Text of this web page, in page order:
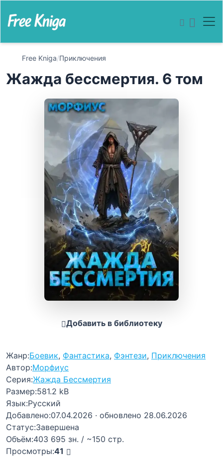
Free Kniga/Приключения
Жажда бессмертия. 6 том
Добавить в библиотеку
Жанр:Боевик, Фантастика, Фэнтези, Приключения
Автор:Морфиус
Серия:Жажда Бессмертия
Размер:581.2 kB
Язык:Русский
Добавлено:07.04.2026 · обновлено 28.06.2026
Статус:Завершена
Объём:403 695 зн. / ~150 стр.
Просмотры:41